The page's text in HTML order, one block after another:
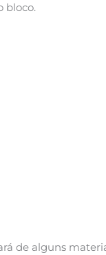
bloco.
de alguns